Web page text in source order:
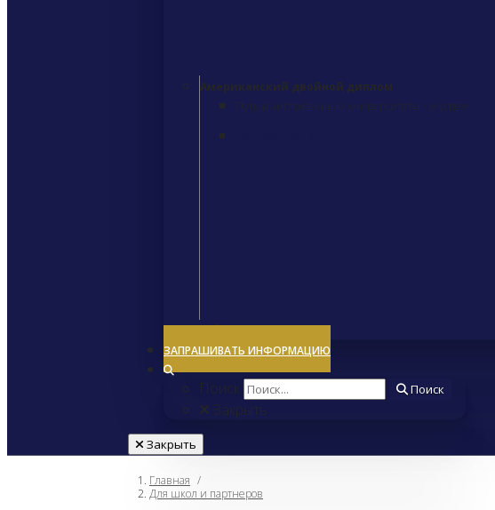
Американский двойной диплом
Путь в англоязычные университеты - и успех!
Закрыть
ЗАПРАШИВАТЬ ИНФОРМАЦИЮ
Поиск Поиск
Закрыть
Закрыть
Главная /
Для школ и партнеров